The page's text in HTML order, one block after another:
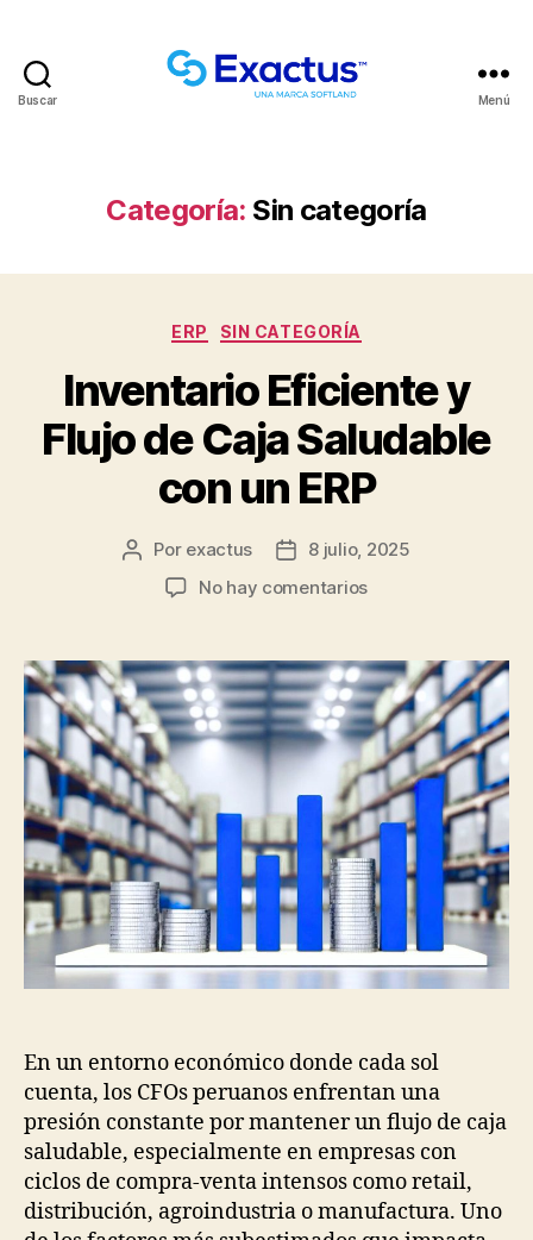
Buscar Menú
Categoría: Sin categoría
ERP SIN CATEGORÍA
Inventario Eficiente y
Flujo de Caja Saludable
con un ERP
Por exactus
8 julio, 2025
No hay comentarios
En un entorno económico donde cada sol
cuenta, los CFOs peruanos enfrentan una
presión constante por mantener un flujo de caja
saludable, especialmente en empresas con
ciclos de compra-venta intensos como retail,
distribución, agroindustria o manufactura. Uno